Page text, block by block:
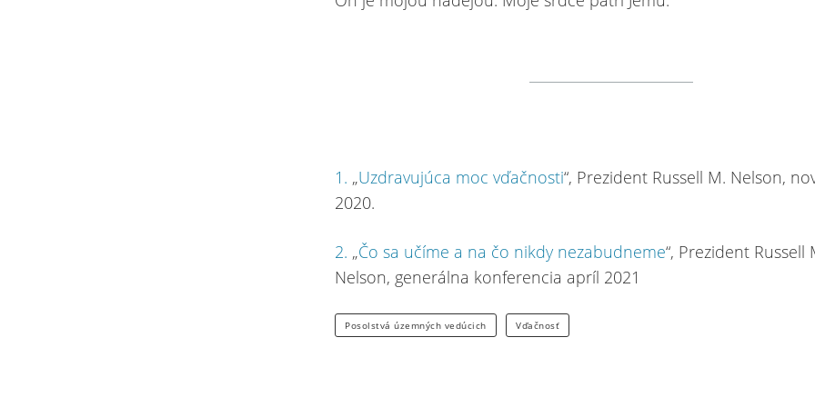
1. „Uzdravujúca moc vďačnosti“, Prezident Russell M. Nelson,
2020.
2. „Čo sa učíme a na čo nikdy nezabudneme“, Prezident Russell
Nelson, generálna konferencia apríl 2021
Posolstvá územných vedúcich Vďačnosť